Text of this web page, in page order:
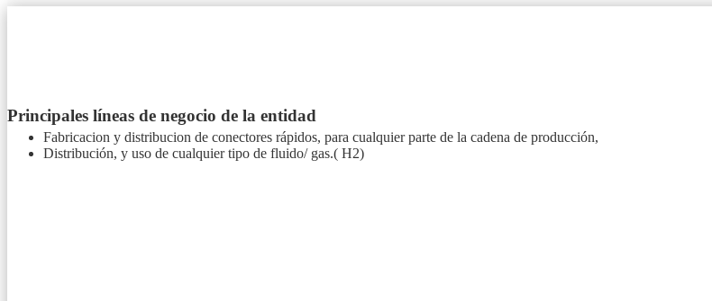
Principales líneas de negocio de la entidad
Fabricacion y distribucion de conectores rápidos, para cualquier parte de la cadena de producción,
Distribución, y uso de cualquier tipo de fluido/ gas.( H2)